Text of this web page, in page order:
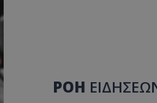
ΡΟΗ